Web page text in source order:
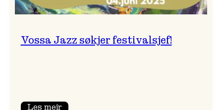
Vossa Jazz søkjer festivalsjef!
Les meir: